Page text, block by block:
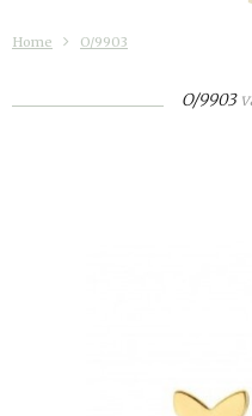
Home O/9903
O/9903